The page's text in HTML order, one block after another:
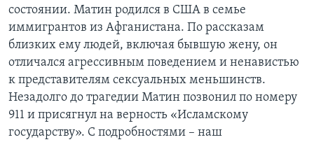
состоянии. Матин родился в США в семье
иммигрантов из Афганистана. По рассказам
близких ему людей, включая бывшую жену, он
отличался агрессивным поведением и ненавистью
к представителям сексуальных меньшинств.
Незадолго до трагедии Матин позвонил по номеру
911 и присягнул на верность «Исламскому
государству». С подробностями – наш